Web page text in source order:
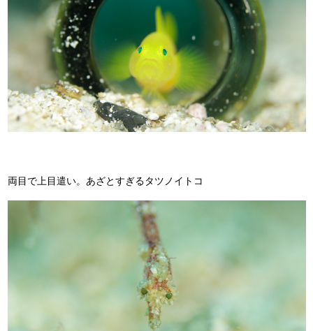
両目で上目遣い。あざとすぎるタツノイトコ